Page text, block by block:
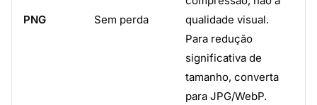
PNG Sem perda
qualidade visual.
Para redução
significativa de
tamanho, converta
para JPG/WebP.